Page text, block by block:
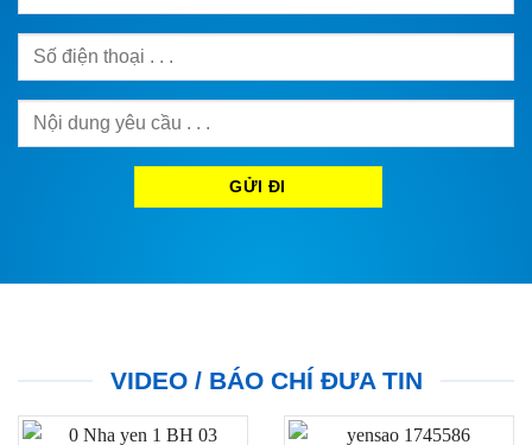
VIDEO / BÁO CHÍ ĐƯA TIN